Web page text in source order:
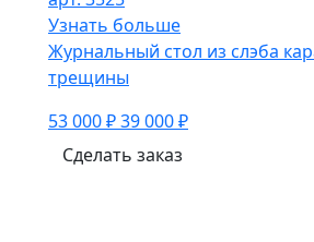
Узнать больше
Журнальный стол из слэба
трещины
53 000 ₽39 000 ₽
Сделать заказ